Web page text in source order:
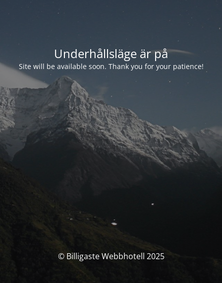
Underhållsläge är på
Site will be available soon. Thank you for your patience!
© Billigaste Webbhotell 2025